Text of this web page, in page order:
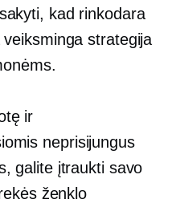
kad rinkodara
strategija
ir
neprisijungus
galite įtraukti savo
ženklo